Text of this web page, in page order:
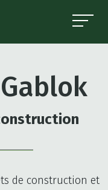
de construction et